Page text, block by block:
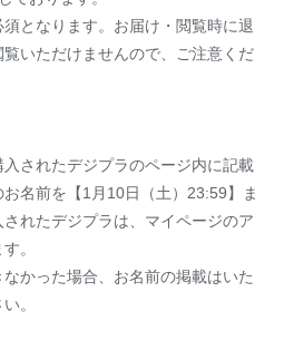
となります。 お届け ・閲覧時に退
いただけませんので、ご注意くだ
されたデジプラのページ内に記載
名前を【1月10日（土）23:59】ま
れたデジプラは、マイページのア
。
かった場合、お名前の掲載はいた
。